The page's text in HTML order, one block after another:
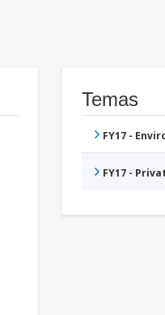
Temas
FY17 -
FY17 -